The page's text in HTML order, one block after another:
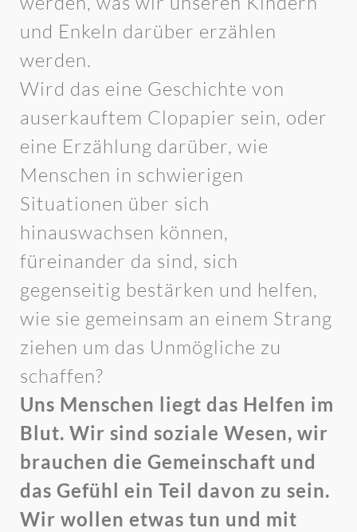
und Enkeln darüber erzählen
werden.
Wird das eine Geschichte von
auserkauftem Clopapier sein, oder
eine Erzählung darüber, wie
Menschen in schwierigen
Situationen über sich
hinauswachsen können,
füreinander da sind, sich
gegenseitig bestärken und helfen,
wie sie gemeinsam an einem Strang
ziehen um das Unmögliche zu
schaffen?
Uns Menschen liegt das Helfen im
Blut. Wir sind soziale Wesen, wir
brauchen die Gemeinschaft und
das Gefühl ein Teil davon zu sein.
Wir wollen etwas tun und mit